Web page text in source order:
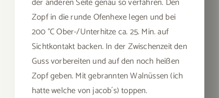
Zopf in die runde Ofenhexe legen und bei
200 °C Ober-/Unterhitze ca. 25. Min. auf
Sichtkontakt backen. In der Zwischenzeit den
Guss vorbereiten und auf den noch heißen
Zopf geben. Mit gebrannten Walnüssen (ich
hatte welche von jacob´s) toppen.